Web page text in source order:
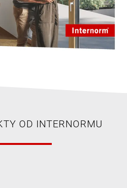
OD INTERNORMU